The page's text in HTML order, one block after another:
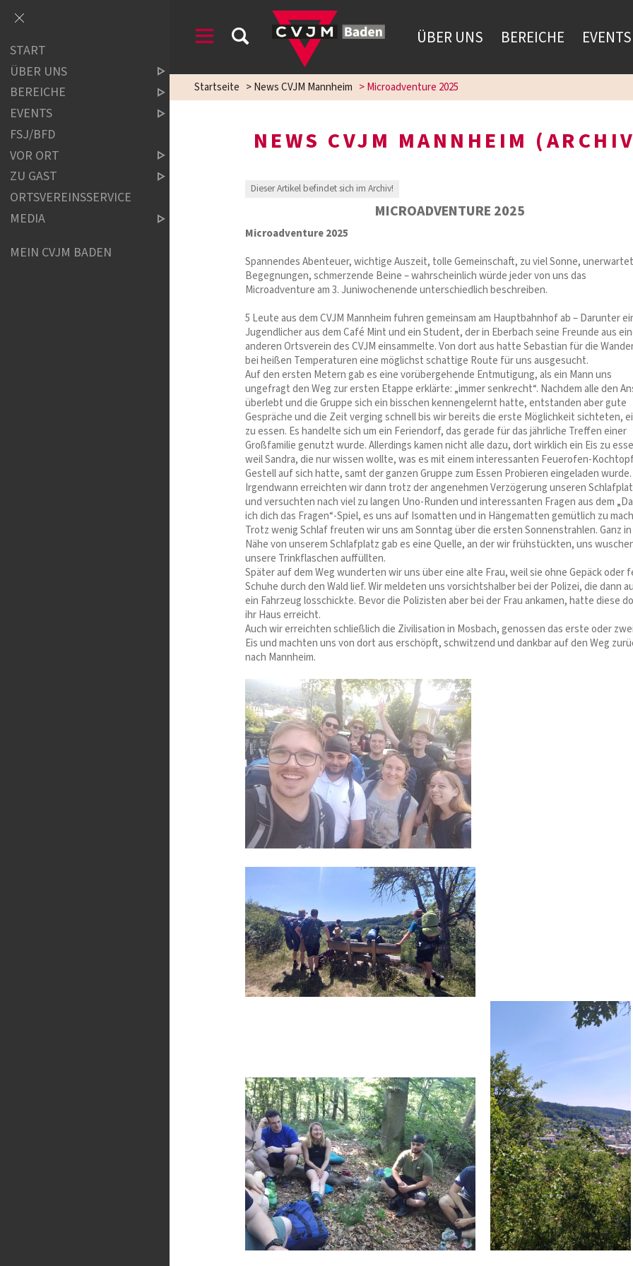
ÜBER UNS BEREICHE EVENTS
Startseite >News CVJM Mannheim >Microadventure 2025
NEWS CVJM MANNHEIM
Dieser Artikel befindet sich im Archiv!
MICROADVENTURE 2025
Microadventure 2025
Spannendes Abenteuer, wichtige Auszeit, tolle Gemeinschaft, zu viel Sonne,
Begegnungen, schmerzende Beine – wahrscheinlich würde jeder von uns das
Microadventure am 3. Juniwochenende unterschiedlich beschreiben.
5 Leute aus dem CVJM Mannheim fuhren gemeinsam am Hauptbahnhof ab – Darunter
Jugendlicher aus dem Café Mint und ein Student, der in Eberbach seine Freunde aus
anderen Ortsverein des CVJM einsammelte. Von dort aus hatte Sebastian für die
bei heißen Temperaturen eine möglichst schattige Route für uns ausgesucht.
Auf den ersten Metern gab es eine vorübergehende Entmutigung, als ein Mann uns
ungefragt den Weg zur ersten Etappe erklärte: „immer senkrecht“. Nachdem alle den
überlebt und die Gruppe sich ein bisschen kennengelernt hatte, entstanden aber gute
Gespräche und die Zeit verging schnell bis wir bereits die erste Möglichkeit sichteten,
zu essen. Es handelte sich um ein Feriendorf, das gerade für das jährliche Treffen einer
Großfamilie genutzt wurde. Allerdings kamen nicht alle dazu, dort wirklich ein Eis zu
weil Sandra, die nur wissen wollte, was es mit einem interessanten Feuerofen-
Gestell auf sich hatte, samt der ganzen Gruppe zum Essen Probieren eingeladen wurde.
Irgendwann erreichten wir dann trotz der angenehmen Verzögerung unseren
und versuchten nach viel zu langen Uno-Runden und interessanten Fragen aus dem
ich dich das Fragen“-Spiel, es uns auf Isomatten und in Hängematten gemütlich zu
Trotz wenig Schlaf freuten wir uns am Sonntag über die ersten Sonnenstrahlen. Ganz
Nähe von unserem Schlafplatz gab es eine Quelle, an der wir frühstückten, uns
unsere Trinkflaschen auffüllten.
Später auf dem Weg wunderten wir uns über eine alte Frau, weil sie ohne Gepäck oder
Schuhe durch den Wald lief. Wir meldeten uns vorsichtshalber bei der Polizei, die dann
ein Fahrzeug losschickte. Bevor die Polizisten aber bei der Frau ankamen, hatte diese
ihr Haus erreicht.
Auch wir erreichten schließlich die Zivilisation in Mosbach, genossen das erste oder
Eis und machten uns von dort aus erschöpft, schwitzend und dankbar auf den Weg
nach Mannheim.
START
ÜBER UNS
BEREICHE
EVENTS
FSJ/BFD
VOR ORT
ZU GAST
ORTSVEREINSSERVICE
MEDIA
MEIN CVJM BADEN